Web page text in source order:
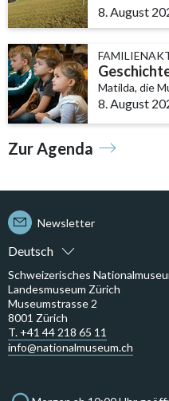
8. August
Matilda, die
8. August
Zur Agenda
Deutsch
Newsletter
Schweizerisches
Landesmuseum Zürich
Museumstrasse 2
8001 Zürich
T. +41 44 218 65 11
info@nationalmuseum.ch